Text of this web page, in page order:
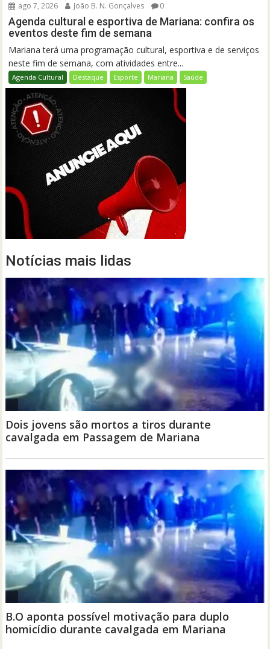
ago 7, 2026 João B. N. Gonçalves 0
Agenda cultural e esportiva de Mariana: confira os
eventos deste fim de semana
Mariana terá uma programação cultural, esportiva e de serviços
neste fim de semana, com atividades entre...
Agenda Cultural Destaque Esporte Mariana Saúde
Notícias mais lidas